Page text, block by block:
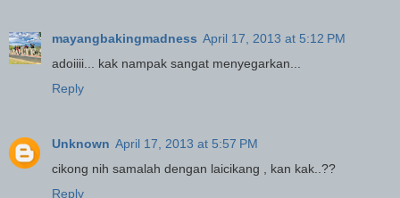
mayangbakingmadness April 17, 2013 at 5:12 PM
adoiiii... kak nampak sangat menyegarkan...
Reply
Unknown April 17, 2013 at 5:57 PM
cikong nih samalah dengan laicikang , kan kak..??
Reply